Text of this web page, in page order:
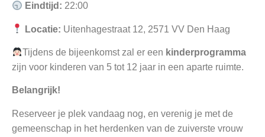
Eindtijd: 22:00
Locatie: Uitenhagestraat 12, 2571 VV Den Haag
Tijdens de bijeenkomst zal er een kinderprogramma
zijn voor kinderen van 5 tot 12 jaar in een aparte ruimte.
Belangrijk!
Reserveer je plek vandaag nog, en verenig je met de
gemeenschap in het herdenken van de zuiverste vrouw